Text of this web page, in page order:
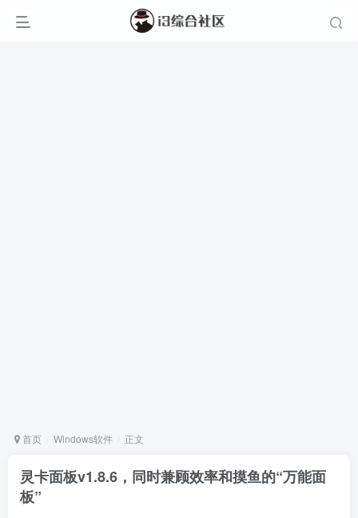
首页 Windows软件 正文
灵卡面板v1.8.6，同时兼顾效率和摸鱼的“万能面
板”